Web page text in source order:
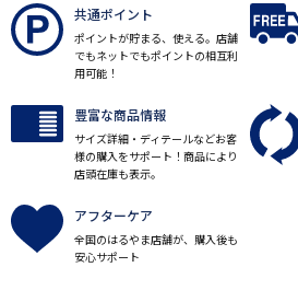
共通ポイント
ポイントが貯まる、使える。店舗
でもネットでもポイントの相互利
用可能！
豊富な商品情報
サイズ詳細・ディテールなどお客
様の購入をサポート！商品により
店頭在庫も表示。
アフターケア
全国のはるやま店舗が、購入後も
安心サポート